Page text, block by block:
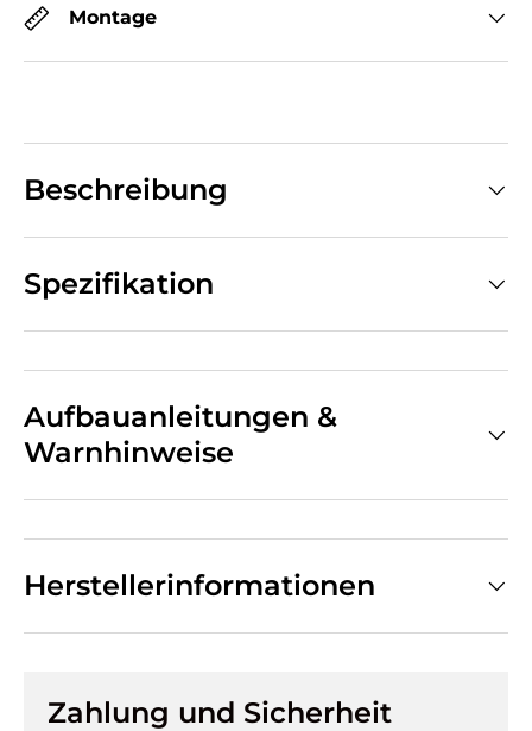
Montage
Beschreibung
Spezifikation
Aufbauanleitungen &
Warnhinweise
Herstellerinformationen
Zahlung und Sicherheit